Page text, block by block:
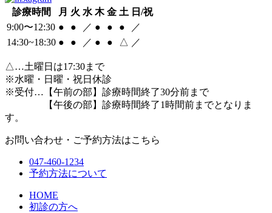
診療時間 月 火 水 木 金 土 日/祝
9:00〜12:30 ● ● ／ ● ● ●
／
14:30~18:30 ● ● ／ ● ● △ ／
△…土曜日は17:30まで
※水曜・日曜・祝日休診
※受付…【午前の部】診療時間終了30分前まで
【午後の部】診療時間終了1時間前までとなりま
す。
お問い合わせ・ご予約方法はこちら
047-460-1234
予約方法について
HOME
初診の方へ